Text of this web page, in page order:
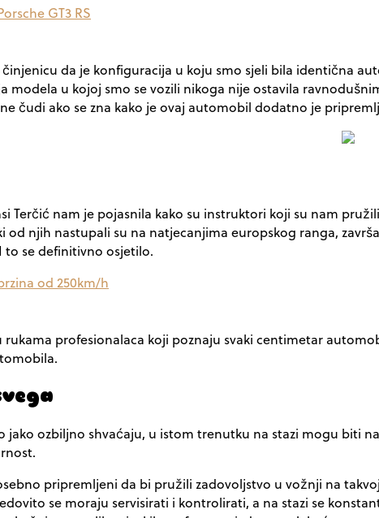
da je konfiguracija u koju smo sjeli bila identična
modela u kojoj smo se vozili nikoga nije ostavila
čudi ako se zna kako je ovaj automobil dodatno je
Terčić nam je pojasnila kako su instruktori koji su nam
njih nastupali su na natjecanjima europskog ranga,
se definitivno osjetilo.
rukama profesionalaca koji poznaju svaki centimetar
jako ozbiljno shvaćaju, u istom trenutku na stazi mogu biti
pripremljeni da bi pružili zadovoljstvo u vožnji na
se moraju servisirati i kontrolirati, a na stazi se